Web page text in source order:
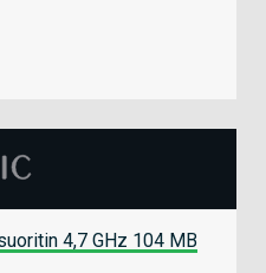
4,7 GHz 104 MB